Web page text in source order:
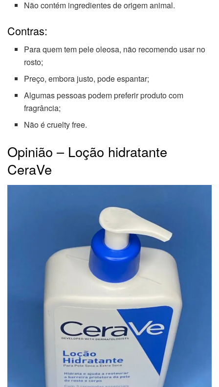
Não contém ingredientes de origem animal.
Contras:
Para quem tem pele oleosa, não recomendo usar no
rosto;
Preço, embora justo, pode espantar;
Algumas pessoas podem preferir produto com
fragrância;
Não é cruelty free.
Opinião – Loção hidratante
CeraVe